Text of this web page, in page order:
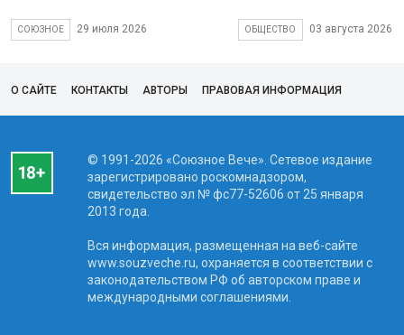
СОЮЗНОЕ 29 июля 2026 ОБЩЕСТВО 03 августа 2026
О САЙТЕ КОНТАКТЫ АВТОРЫ ПРАВОВАЯ ИНФОРМАЦИЯ
© 1991-2026 «Союзное Вече». Сетевое издание
зарегистрировано роскомнадзором,
свидетельство эл № фc77-52606 от 25 января
2013 года.
Вся информация, размещенная на веб-сайте
www.souzveche.ru, охраняется в соответствии с
законодательством РФ об авторском праве и
международными соглашениями.